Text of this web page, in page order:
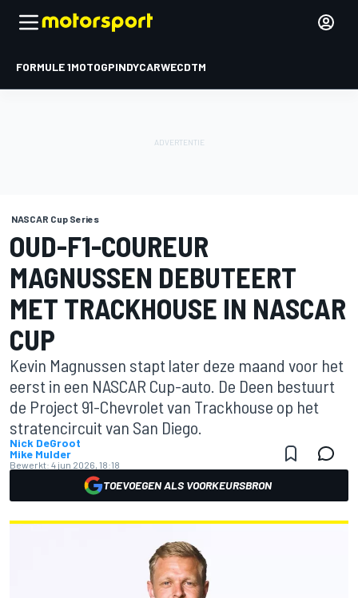
FORMULE 1MOTOGPINDYCARWECDTM
NASCAR Cup Series
OUD-F1-COUREUR
MAGNUSSEN DEBUTEERT
MET TRACKHOUSE IN NASCAR
CUP
Kevin Magnussen stapt later deze maand voor het
eerst in een NASCAR Cup-auto. De Deen bestuurt
de Project 91-Chevrolet van Trackhouse op het
stratencircuit van San Diego.
Nick DeGroot
Mike Mulder
Bewerkt: 4 jun 2026, 18:18
TOEVOEGEN ALS VOORKEURSBRON